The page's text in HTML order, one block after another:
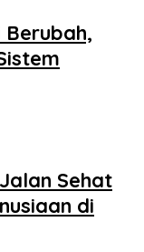
Berubah,
Sehat
di